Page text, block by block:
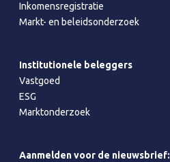
Inkomensregistratie
Markt- en beleidsonderzoek
Institutionele beleggers
Vastgoed
ESG
Marktonderzoek
Aanmelden voor de nieuwsbrief: